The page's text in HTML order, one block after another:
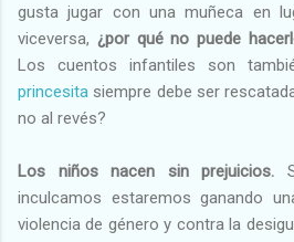
gusta jugar con una muñeca en
viceversa, ¿por qué no puede
Los cuentos infantiles son
princesita siempre debe ser
no al revés?
Los niños nacen sin prejuicios.
inculcamos estaremos ganando
violencia de género y contra la